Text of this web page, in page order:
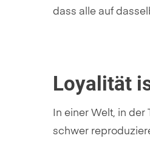
dass alle auf
Loyalität
In einer Welt, in
schwer